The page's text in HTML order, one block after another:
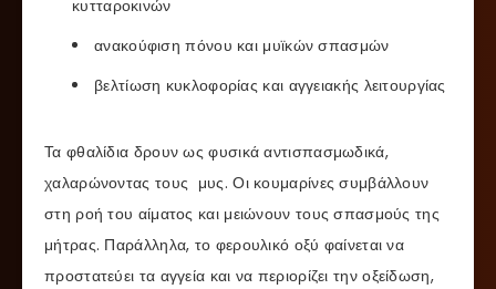
κυτταροκινών
ανακούφιση πόνου και μυϊκών σπασμών
βελτίωση κυκλοφορίας και αγγειακής λειτουργίας
Τα φθαλίδια δρουν ως φυσικά αντισπασμωδικά,
χαλαρώνοντας τους μυς. Οι κουμαρίνες συμβάλλουν
στη ροή του αίματος και μειώνουν τους σπασμούς της
μήτρας. Παράλληλα, το φερουλικό οξύ φαίνεται να
προστατεύει τα αγγεία και να περιορίζει την οξείδωση,